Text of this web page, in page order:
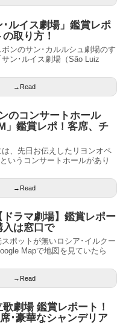
･ルイス劇場」鑑賞レポ
取り方！
ンのサン･カルルシュ劇場のす
ン･ルイス劇場（São Luiz
→Read
のコンサートホール
」鑑賞レポ！客席、チ
、先日お伝えしたリヨンオペ
いうコンサートホールがあり
→Read
ラマ劇場】鑑賞レポー
入は窓口で
ポットが無いロシア･イルクー
Mapで地図を見ていたら
→Read
劇場 鑑賞レポート！
･豪華なシャンデリア